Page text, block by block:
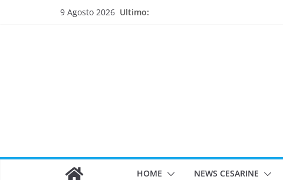
9 Agosto 2026 Ultimo:
HOME NEWS CESARINE